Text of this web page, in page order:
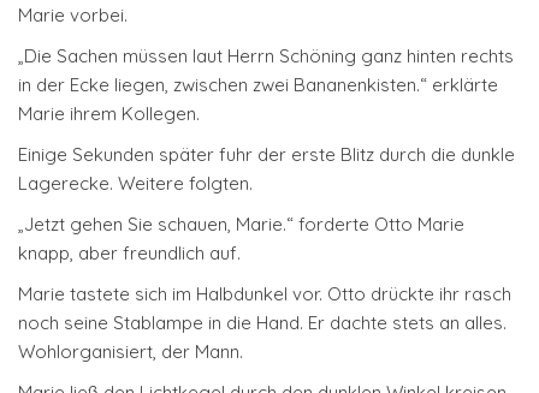
Marie vorbei.
„Die Sachen müssen laut Herrn Schöning ganz hinten rechts
in der Ecke liegen, zwischen zwei Bananenkisten.“ erklärte
Marie ihrem Kollegen.
Einige Sekunden später fuhr der erste Blitz durch die dunkle
Lagerecke. Weitere folgten.
„Jetzt gehen Sie schauen, Marie.“ forderte Otto Marie
knapp, aber freundlich auf.
Marie tastete sich im Halbdunkel vor. Otto drückte ihr rasch
noch seine Stablampe in die Hand. Er dachte stets an alles.
Wohlorganisiert, der Mann.